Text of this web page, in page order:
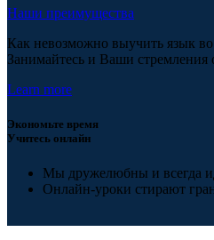
Наши преимущества
Как невозможно выучить язык
Занимайтесь и Ваши стремления
Learn more
Экономьте время
Учитесь онлайн
Мы дружелюбны и всегда
Онлайн-уроки стирают